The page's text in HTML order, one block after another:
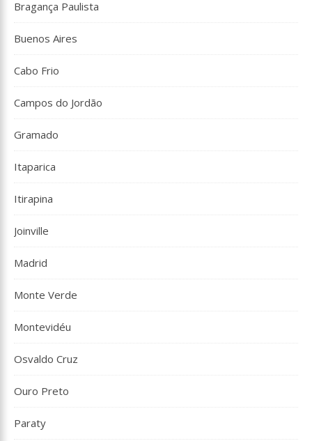
Bragança Paulista
Buenos Aires
Cabo Frio
Campos do Jordão
Gramado
Itaparica
Itirapina
Joinville
Madrid
Monte Verde
Montevidéu
Osvaldo Cruz
Ouro Preto
Paraty